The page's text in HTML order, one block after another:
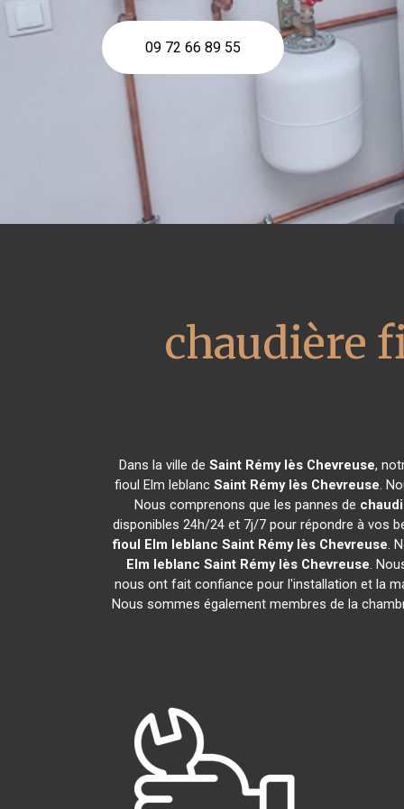
09 72 66 89 55
chaudière
Dans la ville de Saint Rémy lès Chevreuse,
fioul Elm leblanc Saint Rémy lès Chevreuse.
Nous comprenons que les pannes de
disponibles 24h/24 et 7j/7 pour répondre à vos
fioul Elm leblanc Saint Rémy lès Chevreuse.
Elm leblanc Saint Rémy lès Chevreuse.
nous ont fait confiance pour l'installation et la
Nous sommes également membres de la